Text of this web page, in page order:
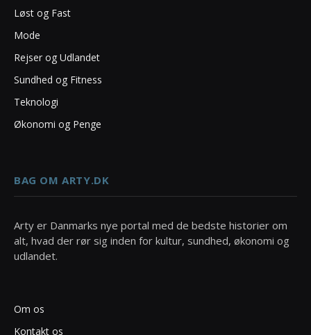
Løst og Fast
Mode
Rejser og Udlandet
Sundhed og Fitness
Teknologi
Økonomi og Penge
BAG OM ARTY.DK
Arty er Danmarks nye portal med de bedste historier om
alt, hvad der rør sig inden for kultur, sundhed, økonomi og
udlandet.
Om os
Kontakt os